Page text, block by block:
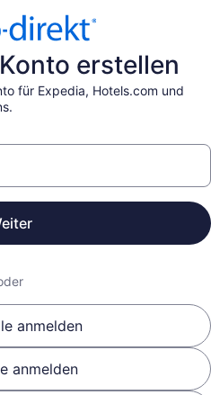
erstellen
für Expedia, Hotels.com und
anmelden
anmelden